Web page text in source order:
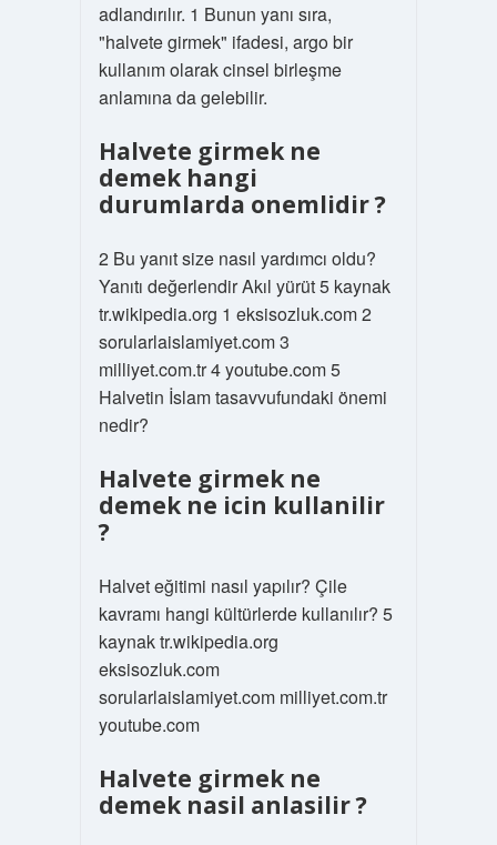
adlandırılır. 1 Bunun yanı sıra,
"halvete girmek" ifadesi, argo bir
kullanım olarak cinsel birleşme
anlamına da gelebilir.
Halvete girmek ne
demek hangi
durumlarda onemlidir ?
2 Bu yanıt size nasıl yardımcı oldu?
Yanıtı değerlendir Akıl yürüt 5 kaynak
tr.wikipedia.org 1 eksisozluk.com 2
sorularlaislamiyet.com 3
milliyet.com.tr 4 youtube.com 5
Halvetin İslam tasavvufundaki önemi
nedir?
Halvete girmek ne
demek ne icin kullanilir
?
Halvet eğitimi nasıl yapılır? Çile
kavramı hangi kültürlerde kullanılır? 5
kaynak tr.wikipedia.org
eksisozluk.com
sorularlaislamiyet.com milliyet.com.tr
youtube.com
Halvete girmek ne
demek nasil anlasilir ?